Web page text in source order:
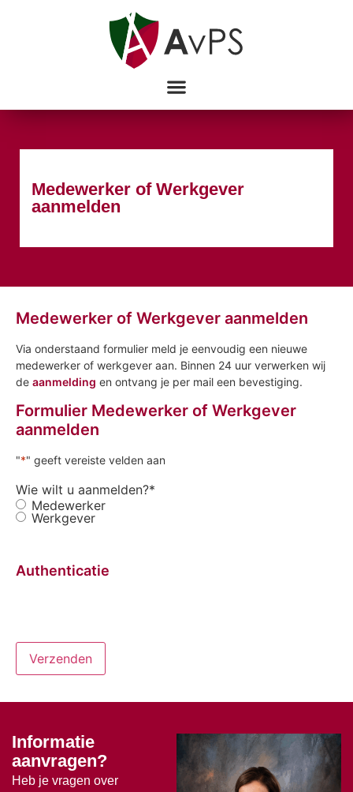
Medewerker of Werkgever
aanmelden
Medewerker of Werkgever aanmelden
Via onderstaand formulier meld je eenvoudig een nieuwe
medewerker of werkgever aan. Binnen 24 uur verwerken wij
de aanmelding en ontvang je per mail een bevestiging.
Formulier Medewerker of Werkgever
aanmelden
"*" geeft vereiste velden aan
Wie wilt u aanmelden?*
Medewerker
Werkgever
Authenticatie
Informatie
aanvragen?
Heb je vragen over